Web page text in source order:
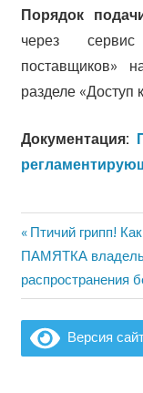
Порядок
через
поставщиков»
разделе «Доступ
Документация:
Навигация
по
записям
Предыдущая
запись:
Птичий грипп!
Следующая
запись:
ПАМЯТКА
распространения
Версия